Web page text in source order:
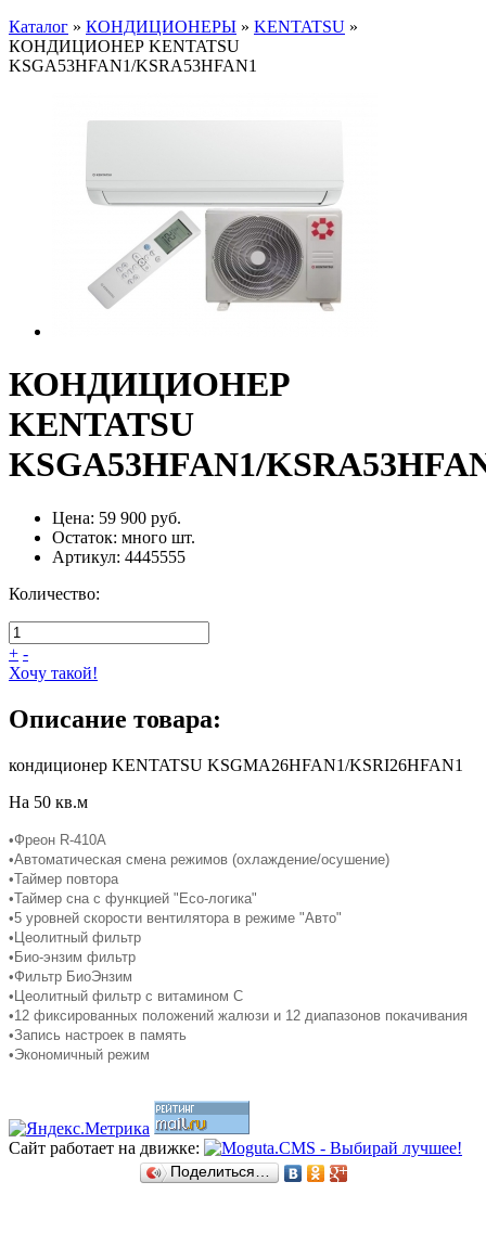
Каталог » КОНДИЦИОНЕРЫ » KENTATSU »
КОНДИЦИОНЕР KENTATSU
KSGА53HFAN1/KSRА53HFAN1
КОНДИЦИОНЕР
KENTATSU
KSGА53HFAN1/
Цена: 59 900 руб.
Остаток: много шт.
Артикул: 4445555
Количество:
+ -
Хочу такой!
Описание товара:
кондиционер KENTATSU KSGМА26HFAN1/KSRI26HFAN1
На 50 кв.м
•Фреон R-410A
•Автоматическая смена режимов (охлаждение/осушение)
•Таймер повтора
•Таймер сна с функцией "Есо-логика"
•5 уровней скорости вентилятора в режиме "Авто"
•Цеолитный фильтр
•Био-энзим фильтр
•Фильтр БиоЭнзим
•Цеолитный фильтр с витамином С
•12 фиксированных положений жалюзи и 12 диапазонов покачивания
•Запись настроек в память
•Экономичный режим
Сайт работает на движке:
Поделиться…